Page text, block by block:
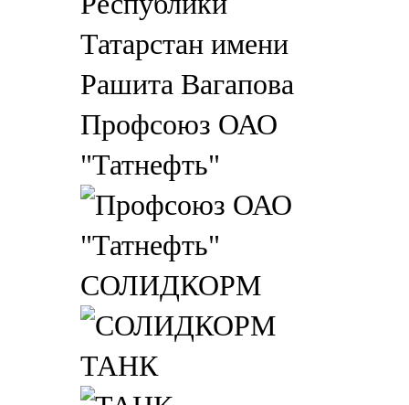
Профсоюз ОАО
"Татнефть"
СОЛИДКОРМ
ТАНК